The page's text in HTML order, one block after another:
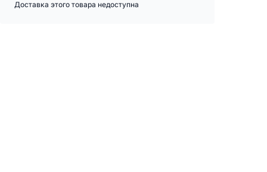
Доставка этого товара недоступна